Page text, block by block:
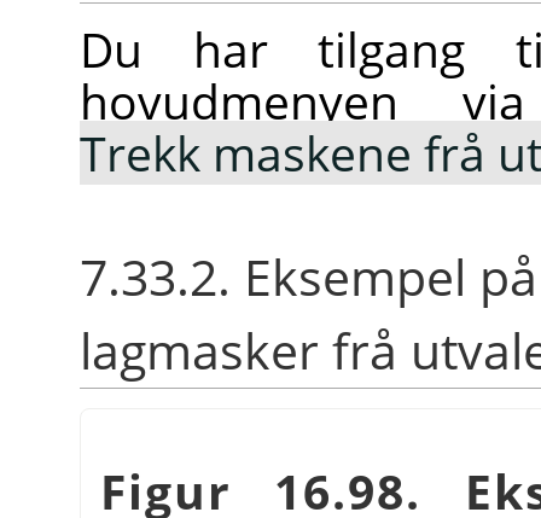
Du har tilgang
hovudmenyen
Trekk maskene frå
7.33.2. Eksempel
lagmasker frå
Figur 16.98.